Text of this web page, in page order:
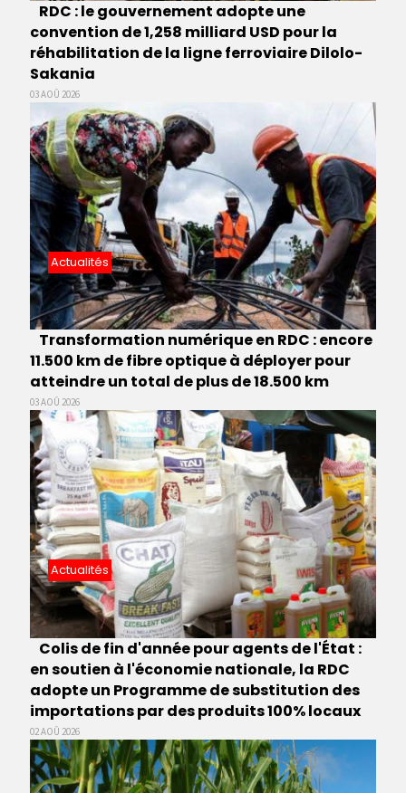
RDC : le gouvernement adopte une
convention de 1,258 milliard USD pour la
réhabilitation de la ligne ferroviaire Dilolo-
Sakania
03 AOÛ 2026
Actualités
Transformation numérique en RDC : encore
11.500 km de fibre optique à déployer pour
atteindre un total de plus de 18.500 km
03 AOÛ 2026
Actualités
Colis de fin d'année pour agents de l'État :
en soutien à l'économie nationale, la RDC
adopte un Programme de substitution des
importations par des produits 100% locaux
02 AOÛ 2026